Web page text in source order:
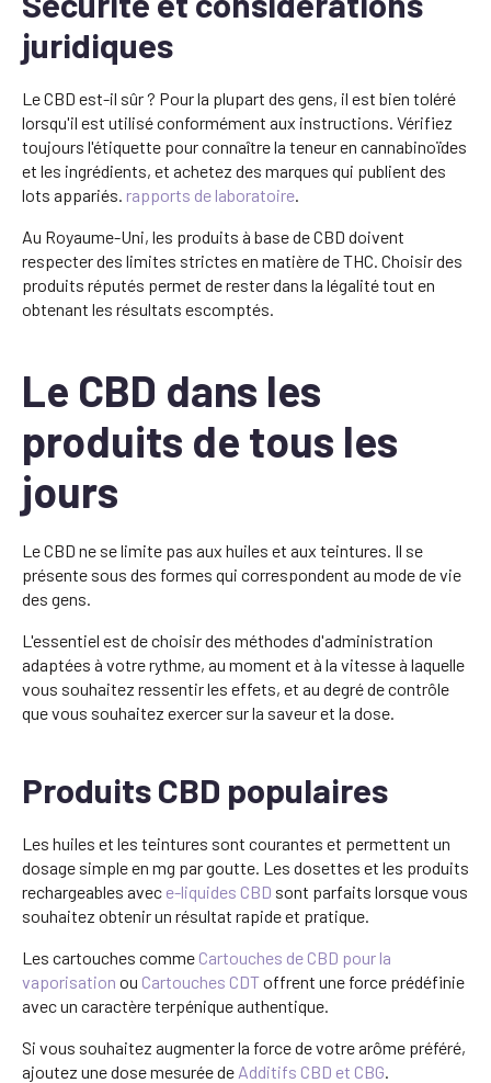
juridiques
Le CBD est-il sûr ? Pour la plupart des gens, il est bien toléré
lorsqu'il est utilisé conformément aux instructions. Vérifiez
toujours l'étiquette pour connaître la teneur en cannabinoïdes
et les ingrédients, et achetez des marques qui publient des
lots appariés. rapports de laboratoire.
Au Royaume-Uni, les produits à base de CBD doivent
respecter des limites strictes en matière de THC. Choisir des
produits réputés permet de rester dans la légalité tout en
obtenant les résultats escomptés.
Le CBD dans les
produits de tous les
jours
Le CBD ne se limite pas aux huiles et aux teintures. Il se
présente sous des formes qui correspondent au mode de vie
des gens.
L'essentiel est de choisir des méthodes d'administration
adaptées à votre rythme, au moment et à la vitesse à laquelle
vous souhaitez ressentir les effets, et au degré de contrôle
que vous souhaitez exercer sur la saveur et la dose.
Produits CBD populaires
Les huiles et les teintures sont courantes et permettent un
dosage simple en mg par goutte. Les dosettes et les produits
rechargeables avec e-liquides CBD sont parfaits lorsque vous
souhaitez obtenir un résultat rapide et pratique.
Les cartouches comme Cartouches de CBD pour la
vaporisation ou Cartouches CDToffrent une force prédéfinie
avec un caractère terpénique authentique.
Si vous souhaitez augmenter la force de votre arôme préféré,
ajoutez une dose mesurée de Additifs CBD et CBG.